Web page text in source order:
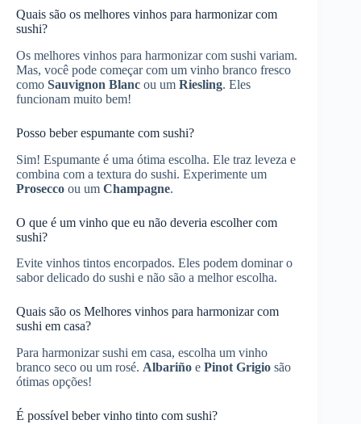
Quais são os melhores vinhos para harmonizar com
sushi?
Os melhores vinhos para harmonizar com sushi variam.
Mas, você pode começar com um vinho branco fresco
como Sauvignon Blanc ou um Riesling. Eles
funcionam muito bem!
Posso beber espumante com sushi?
Sim! Espumante é uma ótima escolha. Ele traz leveza e
combina com a textura do sushi. Experimente um
Prosecco ou um Champagne.
O que é um vinho que eu não deveria escolher com
sushi?
Evite vinhos tintos encorpados. Eles podem dominar o
sabor delicado do sushi e não são a melhor escolha.
Quais são os Melhores vinhos para harmonizar com
sushi em casa?
Para harmonizar sushi em casa, escolha um vinho
branco seco ou um rosé. Albariño e Pinot Grigio são
ótimas opções!
É possível beber vinho tinto com sushi?